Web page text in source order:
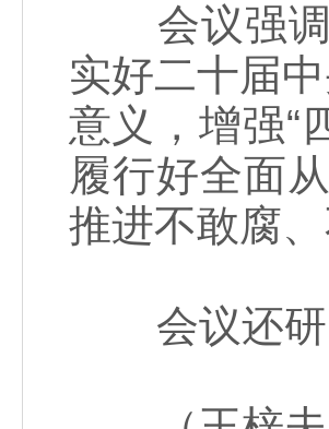
会议强调
实好二十届
意义，增强“
履行好全面
推进不敢腐
会议还研